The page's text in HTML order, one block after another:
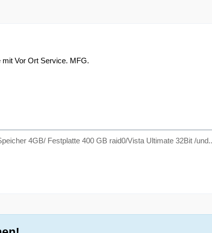
mit Vor Ort Service. MFG.
4GB/ Festplatte 400 GB raid0/Vista Ultimate 32Bit /